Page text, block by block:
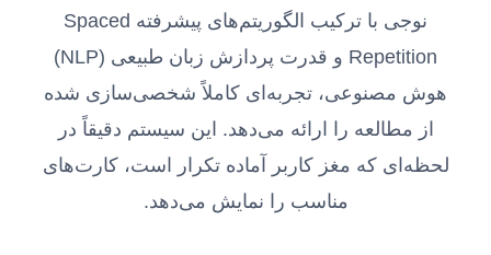
نوجی با ترکیب الگوریتم‌های پیشرفته Spaced
Repetition و قدرت پردازش زبان طبیعی (NLP)
هوش مصنوعی، تجربه‌ای کاملاً شخصی‌سازی شده
از مطالعه را ارائه می‌دهد. این سیستم دقیقاً در
لحظه‌ای که مغز کاربر آماده تکرار است، کارت‌های
مناسب را نمایش می‌دهد.